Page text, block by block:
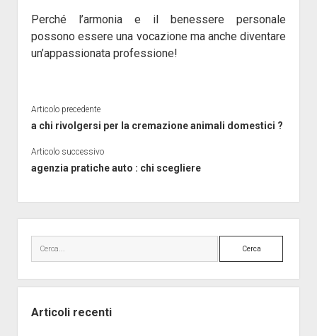
Perché l’armonia e il benessere personale
possono essere una vocazione ma anche diventare
un’appassionata professione!
Articolo precedente
a chi rivolgersi per la cremazione animali domestici ?
Articolo successivo
agenzia pratiche auto : chi scegliere
laterale
Cerca
Articoli recenti